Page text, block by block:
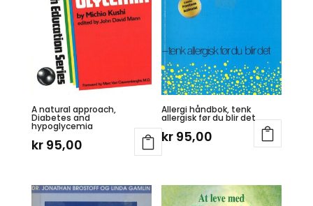
A natural approach,
Diabetes and
hypoglycemia
kr95,00
Allergi håndbok, tenk
allergisk før du blir det
kr 95,00